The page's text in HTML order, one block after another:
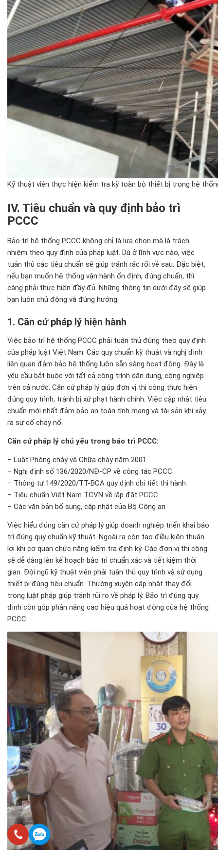
Kỹ thuật viên thực hiện kiểm tra kỹ toàn bộ thiết bị trong hệ
IV. Tiêu chuẩn và quy định bảo trì
PCCC
Bảo trì hệ thống PCCC không chỉ l à l ựa chọn mà là trách
nhiệm theo quyđịnh của pháp luật. Dù ở lĩnh vực nào, việc
tuân thủ các tiêu chuẩn sẽ giúp tránh rắc rối về sau. Đặc biệt,
nếu bạn muốn hệ thống vận hành ổn định, đúng chuẩn, thì
càng phải thực hiện đầyđủ. Những thông tin dưới đây sẽ giúp
bạn luôn chủ động và đúng hướng.
1. Căn cứ pháp lý hiện hành
Việc bảo trì hệ thống PCCC phải tuân thủ đúng theo quy định
của pháp luật Việt Nam. Các quy chuẩn kỹ thuật và nghị định
liên quan đảm bảo hệ thống luôn sẵn sàng hoạt động. Đây là
yêu cầu bắt buộc với tất cả công trình dân dụng, công nghiệp
trên cả nước. Căn cứ pháp lý giúp đơn vị thi công thực hiện
đúng quy trình, tránh bị xử phạt hành chính. Việc cập nhật tiêu
chuẩn mới nhất đảm bảo an toàn tính mạng và tài sản khi xảy
ra sự cố cháy nổ.
Căn cứ pháp lý chủ yếu trong bảo trì PCCC:
– Luật Phòng cháy và Chữa cháy năm 2001
– Nghị định số 136/2020/NĐ-CP về công tác PCCC
– Thông tư 149/2020/TT-BCA quy định chi tiết thi hành
– Tiêu chuẩn Việt Nam TCVN về lắp đặt PCCC
– Các văn bản bổ sung, cập nhật của Bộ Công an
Việc hiểu đúng căn cứ pháp lý giúp doanh nghiệp triển khai bảo
trì đúng quy chuẩn kỹ thuật. Ngoài ra còn tạo điều kiện thuận
lợi khi cơ quan chức năng kiểm tra định kỳ. Các đơn vị thi công
sẽ dễ dàng lên kế hoạch bảo trì chuẩn xác và tiết kiệm thời
gian. Đội ngũ kỹ thuật viên phải tuân thủ quy trình và sử dụng
thiết bị đúng tiêu chuẩn. Thường xuyên cập nhật thay đổi
trong luật pháp giúp tránh rủi ro về pháp lý. Bảo trì đúng quy
định còn góp phần nâng cao hiệu quả hoạt động của hệ thống
PCCC